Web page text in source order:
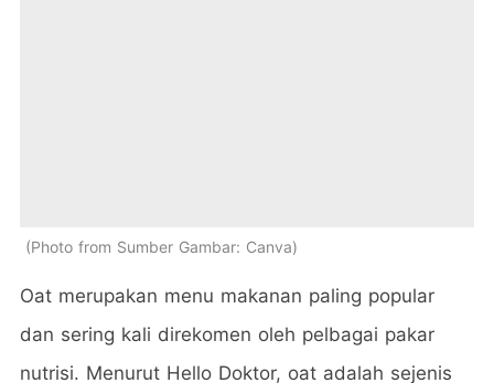
Photo from Sumber Gambar: Canva
Oat merupakan menu makanan paling popular
dan sering kali direkomen oleh pelbagai pakar
nutrisi. Menurut Hello Doktor, oat adalah sejenis